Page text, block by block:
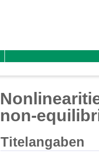
non-
Titelangaben